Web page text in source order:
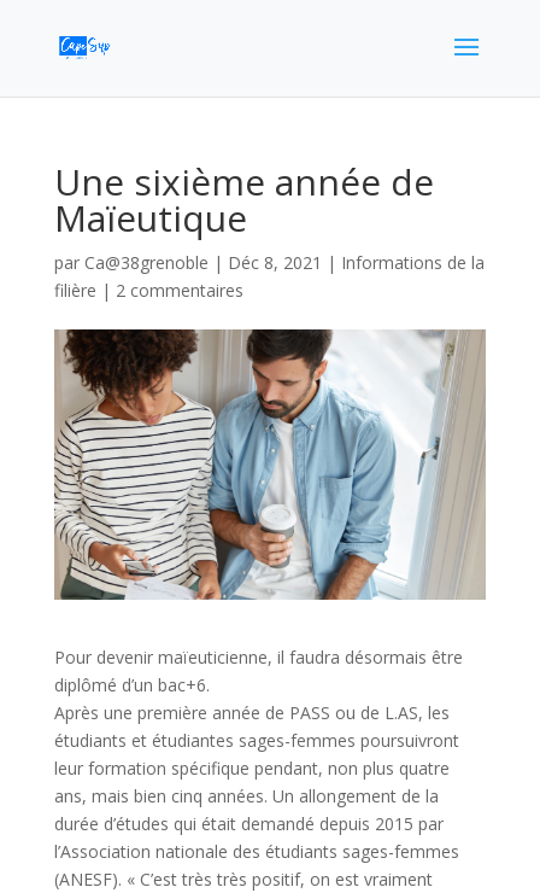
Une sixième année de
Maïeutique
par Ca@38grenoble | Déc 8, 2021 | Informations de la
filière | 2 commentaires
Pour devenir maïeuticienne, il faudra désormais être
diplômé d’un bac+6.
Après une première année de PASS ou de L.AS, les
étudiants et étudiantes sages-femmes poursuivront
leur formation spécifique pendant, non plus quatre
ans, mais bien cinq années. Un allongement de la
durée d’études qui était demandé depuis 2015 par
l’Association nationale des étudiants sages-femmes
(ANESF). « C’est très très positif, on est vraiment